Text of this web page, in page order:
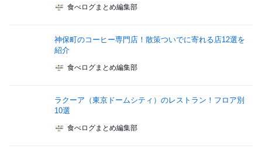
食べログまとめ編集部
神保町のコーヒー専門店！散策ついでに寄れる店12選を
紹介
食べログまとめ編集部
ラクーア（東京ドームシティ）のレストラン！フロア別
10選
食べログまとめ編集部